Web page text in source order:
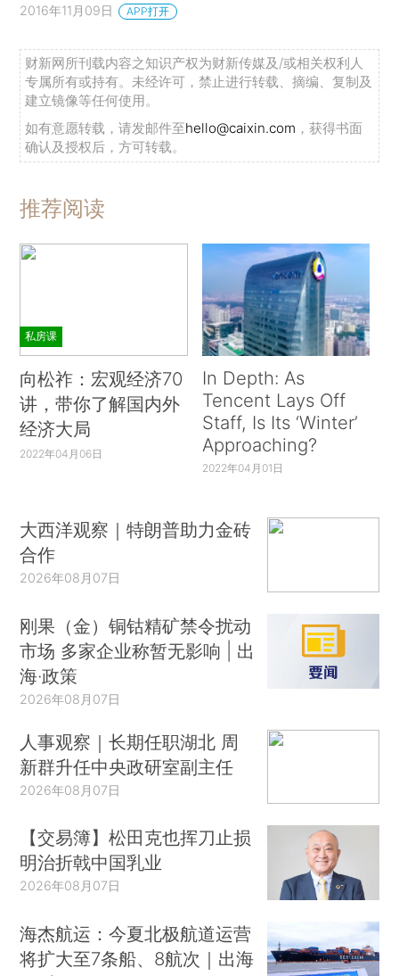
2016年11月09日 APP打开
财新网所刊载内容之知识产权为财新传媒及/或相关权利人
专属所有或持有。未经许可，禁止进行转载、摘编、复制及
建立镜像等任何使用。
如有意愿转载，请发邮件至hello@caixin.com ，获得书面
确认及授权后，方可转载。
推荐阅读
私房课
向松祚：宏观经济70
讲，带你了解国内外
经济大局
2022年04月06日
In Depth: As
Tencent Lays Off
Staff, Is Its ‘Winter’
Approaching?
2022年04月01日
大西洋观察｜特朗普助力金砖
合作
2026年08月07日
刚果（金）铜钴精矿禁令扰动
市场 多家企业称暂无影响 | 出
海·政策
2026年08月07日
人事观察｜长期任职湖北 周
新群升任中央政研室副主任
2026年08月07日
【交易簿】松田克也挥刀止损
明治折戟中国乳业
2026年08月07日
海杰航运：今夏北极航道运营
将扩大至7条船、8航次｜出海